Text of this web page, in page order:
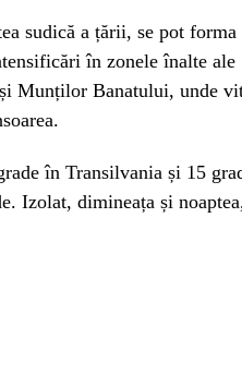
sudică a țării, se pot forma
în zonele înalte ale
Munților Banatului, unde
în Transilvania și 15
Izolat, dimineața și